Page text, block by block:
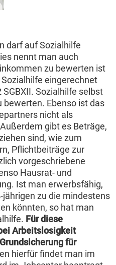
darf auf Sozialhilfe
nennt man auch
zu bewerten ist
eingerechnet
Sozialhilfe selbst
bewerten. Ebenso ist das
nicht als
gibt es Beträge,
sind, wie zum
Pflichtbeiträge zur
vorgeschriebene
Hausrat- und
Ist man erwerbsfähig,
zu die mindestens
könnten, so hat man
Für diese
Arbeitslosigkeit
für
hierfür findet man im